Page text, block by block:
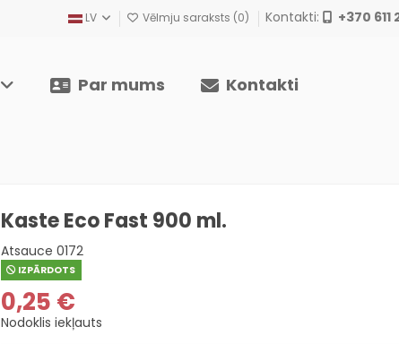
LV Vēlmju saraksts (0) Kontakti: +370 611
Par mums Kontakti
Kaste Eco Fast 900 ml.
Atsauce 0172
IZPĀRDOTS
0,25 €
Nodoklis iekļauts